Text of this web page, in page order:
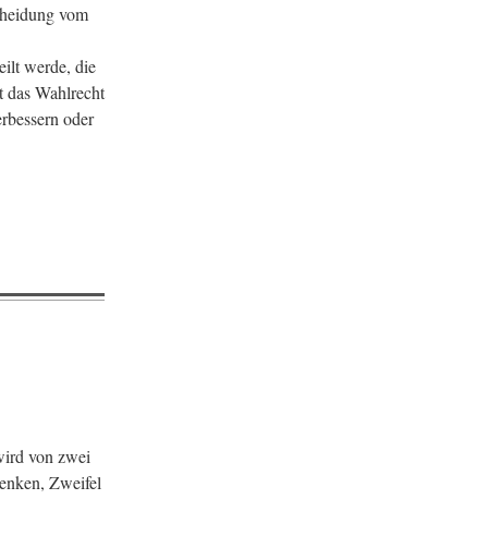
vom
werde, die
das Wahlrecht
oder
von zwei
Zweifel